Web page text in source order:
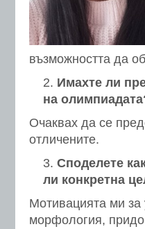
възможността да
Имахте ли
на
Очаквах да се
отличените.
Споделете
ли конкретна
Мотивацията ми за
морфология,